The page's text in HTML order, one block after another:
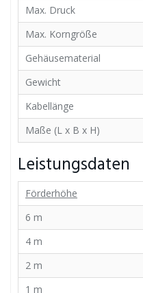
Max. Druck
Max. Korngröße
Gehäusematerial
Gewicht
Kabellänge
Maße (L x B x H)
Leistungsdaten
Förderhöhe
6 m
4 m
2 m
1 m